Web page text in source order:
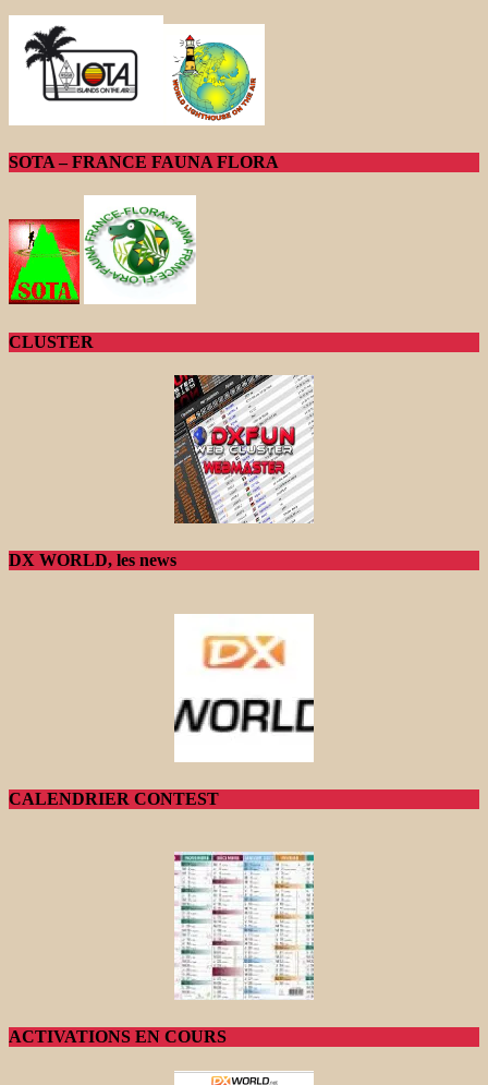
SOTA – FRANCE FAUNA FLORA
CLUSTER
DX WORLD, les news
CALENDRIER CONTEST
ACTIVATIONS EN COURS